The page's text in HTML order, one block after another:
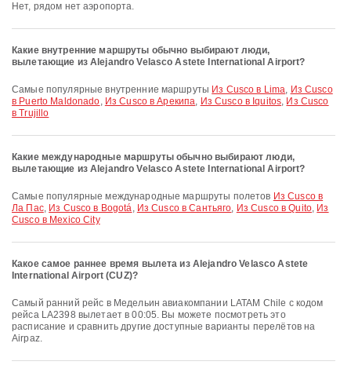
Нет, рядом нет аэропорта.
Какие внутренние маршруты обычно выбирают люди,
вылетающие из Alejandro Velasco Astete International Airport?
Самые популярные внутренние маршруты Из Cusco в Lima, Из Cusco
в Puerto Maldonado, Из Cusco в Арекипа, Из Cusco в Iquitos, Из Cusco
в Trujillo
Какие международные маршруты обычно выбирают люди,
вылетающие из Alejandro Velasco Astete International Airport?
Самые популярные международные маршруты полетов Из Cusco в
Ла Пас, Из Cusco в Bogotá, Из Cusco в Сантьяго, Из Cusco в Quito, Из
Cusco в Mexico City
Какое самое раннее время вылета из Alejandro Velasco Astete
International Airport (CUZ)?
Самый ранний рейс в Медельин авиакомпании LATAM Chile с кодом
рейса LA2398 вылетает в 00:05. Вы можете посмотреть это
расписание и сравнить другие доступные варианты перелётов на
Airpaz.